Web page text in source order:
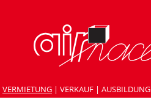
VERMIETUNG | VERKAUF | AUSBILDUNG